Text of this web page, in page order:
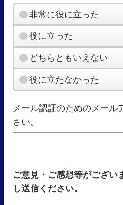
非常に役に立った
役に立った
どちらともいえない
役に立たなかった
メール認証のためのメール
さい。
ご意見・ご感想等がござい
し送信ください。